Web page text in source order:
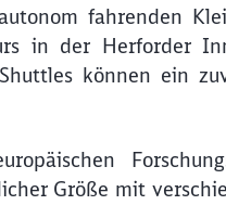
fahrenden
in der Herforder
können ein
Größe mit
Möchten Sie zu